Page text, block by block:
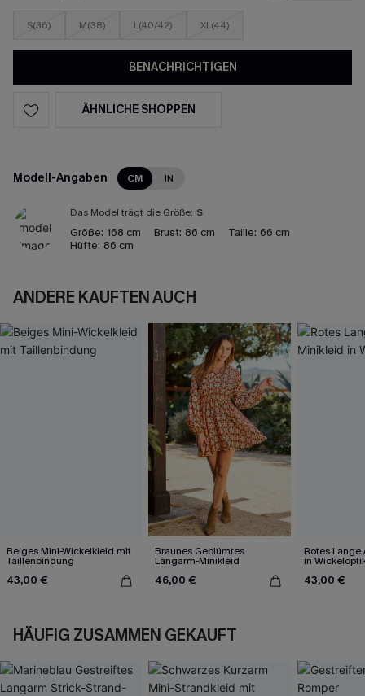
S(36) M(38) L(40/42) XL(44)
BENACHRICHTIGEN
ÄHNLICHE SHOPPEN
Modell-Angaben CM IN
Das Model trägt die Größe: S
Größe: 168 cm Brust: 86 cm Taille: 66 cm
Hüfte: 86 cm
ANDERE KAUFTEN AUCH
Beiges Mini-Wickelkleid mit
Taillenbindung
43,00 €
Braunes Geblümtes
Langarm-Minikleid
46,00 €
Rotes Lange
in
43,00 €
HÄUFIG ZUSAMMEN GEKAUFT